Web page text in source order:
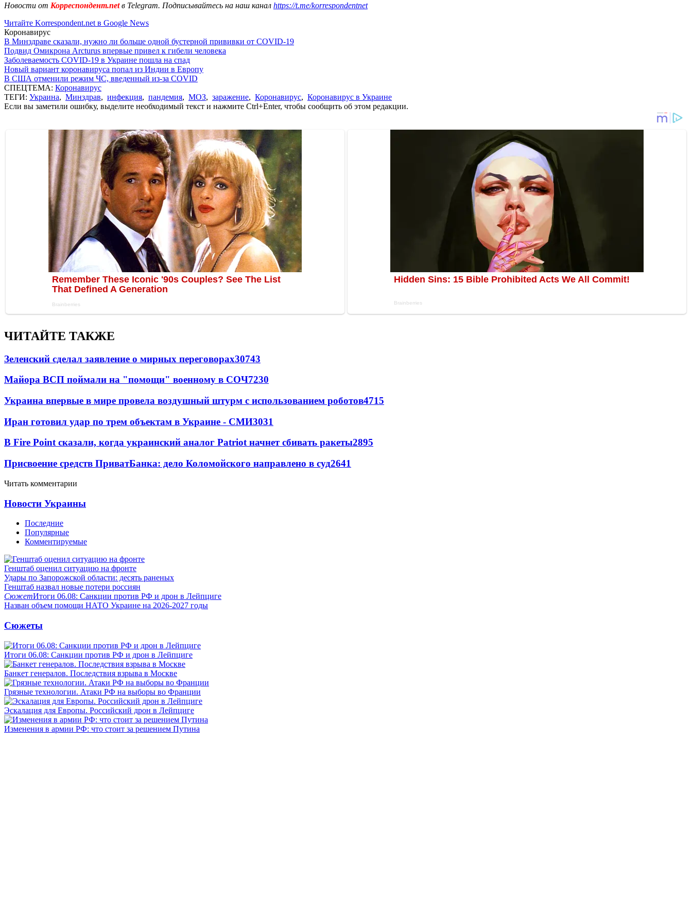
Новости от Корреспондент.netв Telegram. Подписывайтесь на наш канал https://t.me/korrespondentnet
Читайте Korrespondent.net в Google News
Коронавирус
В Минздраве сказали, нужно ли больше одной бустерной прививки от COVID-19
Подвид Омикрона Arcturus впервые привел к гибели человека
Заболеваемость COVID-19 в Украине пошла на спад
Новый вариант коронавируса попал из Индии в Европу
В США отменили режим ЧС, введенный из-за COVID
СПЕЦТЕМА: Коронавирус
ТЕГИ: Украина, Минздрав, инфекция, пандемия, МОЗ, заражение, Коронавирус, Коронавирус в Украине
Если вы заметили ошибку, выделите необходимый текст и нажмите Ctrl+Enter, чтобы сообщить об этом редакции.
ЧИТАЙТЕ ТАКЖЕ
Зеленский сделал заявление о мирных переговорах30743
Майора ВСП поймали на "помощи" военному в СОЧ7230
Украина впервые в мире провела воздушный штурм с использованием роботов4715
Иран готовил удар по трем объектам в Украине - СМИ3031
В Fire Point сказали, когда украинский аналог Patriot начнет сбивать ракеты2895
Присвоение средств ПриватБанка: дело Коломойского направлено в суд2641
Читать комментарии
Новости Украины
Последние
Популярные
Комментируемые
Генштаб оценил ситуацию на фронте
Удары по Запорожской области: десять раненых
Генштаб назвал новые потери россиян
СюжетИтоги 06.08: Санкции против РФ и дрон в Лейпциге
Назван объем помощи НАТО Украине на 2026-2027 годы
Сюжеты
Итоги 06.08: Санкции против РФ и дрон в Лейпциге
Банкет генералов. Последствия взрыва в Москве
Грязные технологии. Атаки РФ на выборы во Франции
Эскалация для Европы. Российский дрон в Лейпциге
Изменения в армии РФ: что стоит за решением Путина